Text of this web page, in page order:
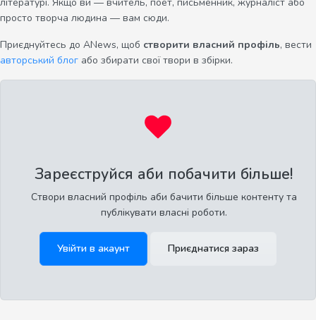
просто творча людина — вам сюди.
Приєднуйтесь до ANews, щоб створити власний профіль, вести
авторський блог або збирати свої твори в збірки.
Зареєструйся аби побачити більше!
Створи власний профіль аби бачити більше контенту та
публікувати власні роботи.
Увійти в акаунт Приєднатися зараз